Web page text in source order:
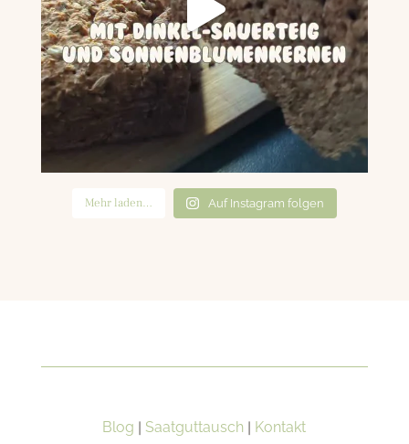
Mehr laden… Auf Instagram folgen
Blog | Saatguttausch | Kontakt